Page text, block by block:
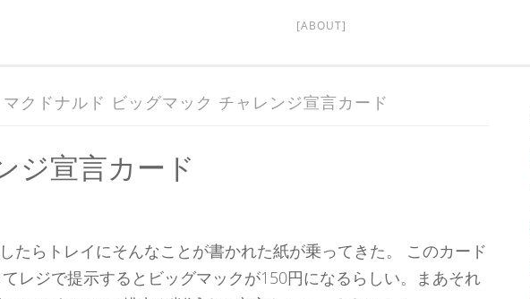
[ABOUT]
クドナルド ビッグマック チャレンジ宣言カード
ジ宣言カード
たらトレイにそんなことが書かれた紙が乗ってきた。 このカード
レジで提示するとビッグマックが150円になるらしい。まあそれ